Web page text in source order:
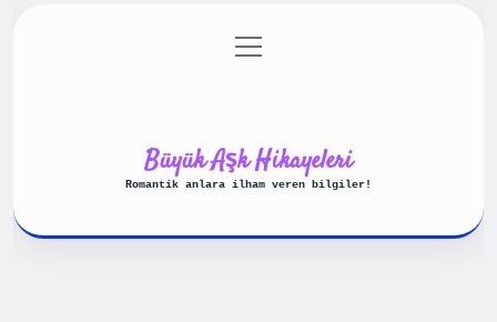
Gizlilik Politikası
menüyü
aç
Büyük Aşk Hikayeleri
Romantik anlara ilham veren bilgiler!